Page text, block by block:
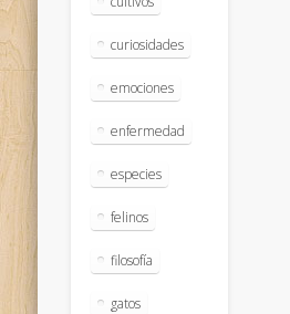
curiosidades
emociones
enfermedad
especies
felinos
filosofía
gatos